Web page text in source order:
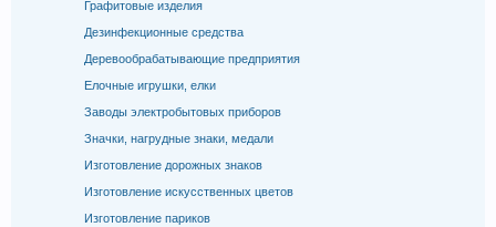
Графитовые изделия
Дезинфекционные средства
Деревообрабатывающие предприятия
Елочные игрушки, елки
Заводы электробытовых приборов
Значки, нагрудные знаки, медали
Изготовление дорожных знаков
Изготовление искусственных цветов
Изготовление париков